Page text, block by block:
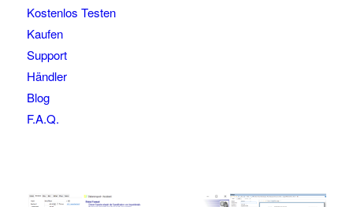
Kostenlos Testen
Kaufen
Support
Händler
Blog
F.A.Q.